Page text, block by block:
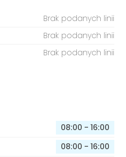
Brak podanych linii
Brak podanych linii
Brak podanych linii
08:00 - 16:00
08:00 - 16:00